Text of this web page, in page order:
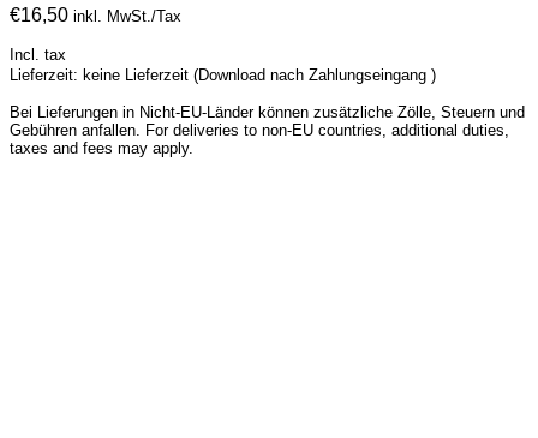
€16,50 inkl. MwSt./Tax
Incl. tax
Lieferzeit: keine Lieferzeit (Download nach Zahlungseingang )
Bei Lieferungen in Nicht-EU-Länder können zusätzliche Zölle, Steuern und
Gebühren anfallen. For deliveries to non-EU countries, additional duties,
taxes and fees may apply.